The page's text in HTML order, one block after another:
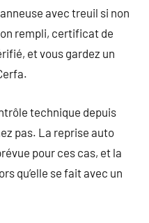
avec treuil si non
rempli, certificat de
et vous gardez un
technique depuis
pas. La reprise auto
pour ces cas, et la
qu’elle se fait avec un